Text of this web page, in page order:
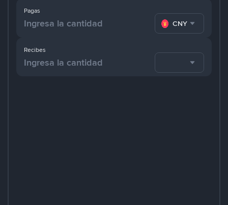
Pagas
CNY
Recibes